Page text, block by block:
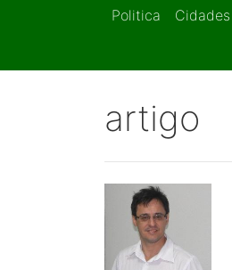
Politica Cidades
artigo